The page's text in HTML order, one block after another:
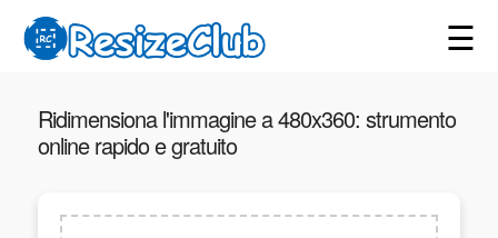
☰
Ridimensiona l'immagine a 480x360: strumento
online rapido e gratuito